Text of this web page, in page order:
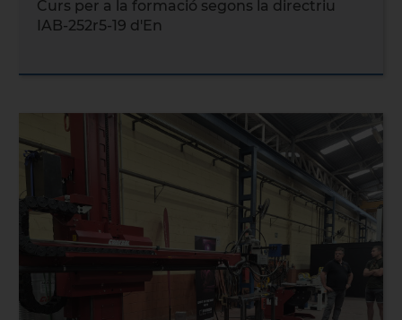
Curs per a la formació segons la directriu
IAB-252r5-19 d'En